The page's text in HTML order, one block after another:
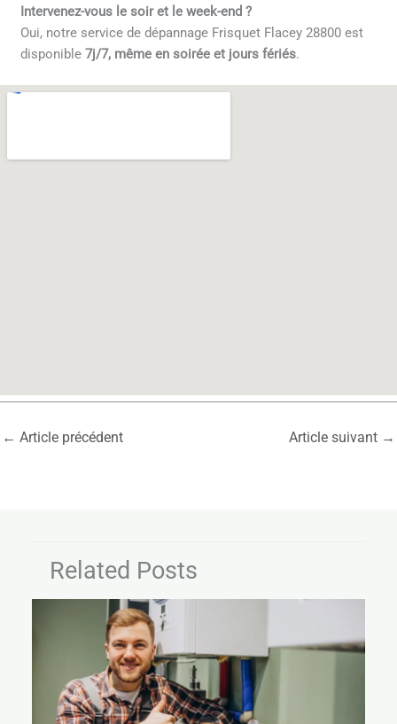
Intervenez-vous le soir et le week-end ?
Oui, notre service de dépannage Frisquet Flacey 28800 est
disponible7j/7, même en soirée et jours fériés.
← Article précédent Article suivant →
Related Posts